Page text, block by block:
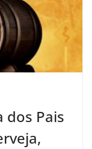
dos Pais